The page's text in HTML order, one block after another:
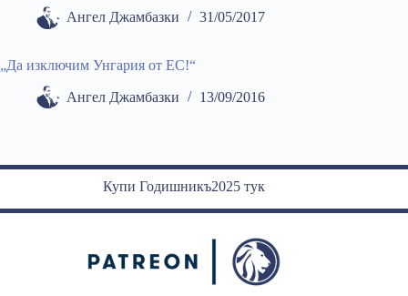
Ангел Джамбазки 31/05/2017
„Да изключим Унгария от ЕС!“
Ангел Джамбазки 13/09/2016
Купи Годишникъ2025 тук